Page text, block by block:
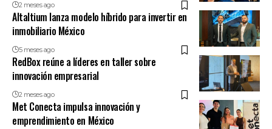
2 meses ago
Altaltium lanza modelo híbrido para invertir en
inmobiliario México
5 meses ago
RedBox reúne a líderes en taller sobre
innovación empresarial
2 meses ago
Met Conecta impulsa innovación y
emprendimiento en México